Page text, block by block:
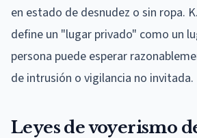
en estado de desnudez o sin ropa.
define un "lugar privado" como un
persona puede esperar
de intrusión o vigilancia no invitada.
Leyes de voyerismo